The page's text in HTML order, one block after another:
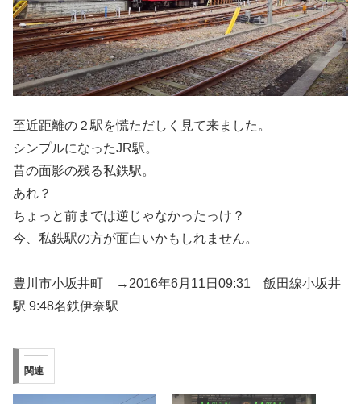
至近距離の２駅を慌ただしく見て来ました。
シンプルになったJR駅。
昔の面影の残る私鉄駅。
あれ？
ちょっと前までは逆じゃなかったっけ？
今、私鉄駅の方が面白いかもしれません。
豊川市小坂井町 →2016年6月11日09:31 飯田線小坂井
駅 9:48名鉄伊奈駅
関連